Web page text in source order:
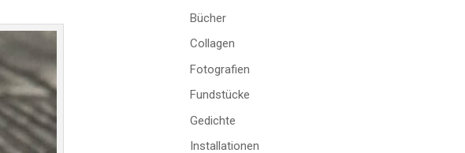
Bücher
Collagen
Fotografien
Fundstücke
Gedichte
Installationen